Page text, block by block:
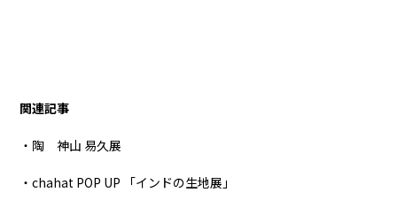
関連記事
・陶 神山 易久展
・chahat POP UP 「インドの生地展」